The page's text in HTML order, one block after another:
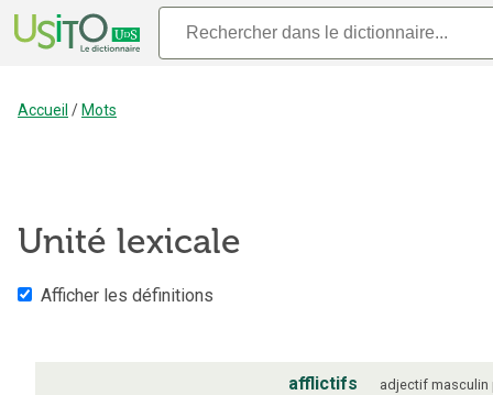
Accueil / Mots
Unité lexicale
Afficher les définitions
afflictifs adjectif masculin